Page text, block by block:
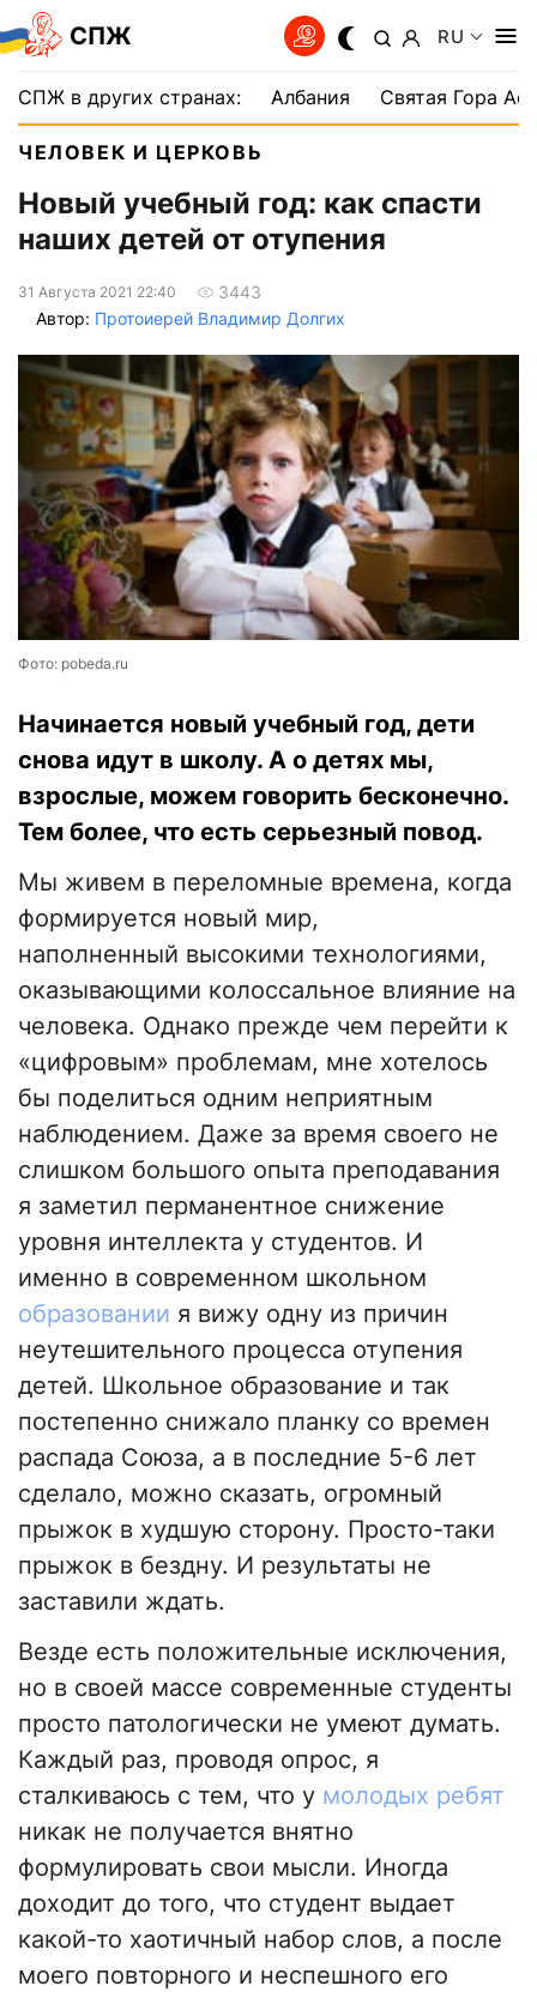
СПЖ RU
СПЖ в других странах: Албания Святая Гора
ЧЕЛОВЕК И ЦЕРКОВЬ
Новый учебный год: как спасти
наших детей от отупения
31 Августа 2021 22:40
3443
Автор: Протоиерей Владимир Долгих
Фото: pobeda.ru
Начинается новый учебный год, дети
снова идут в школу. А о детях мы,
взрослые, можем говорить бесконечно.
Тем более, что есть серьезный повод.
Мы живем в переломные времена, когда
формируется новый мир,
наполненный высокими технологиями,
оказывающими колоссальное влияние на
человека. Однако прежде чем перейти к
«цифровым» проблемам, мне хотелось
бы поделиться одним неприятным
наблюдением. Даже за время своего не
слишком большого опыта преподавания
я заметил перманентное снижение
уровня интеллекта у студентов. И
именно в современном школьном
образовании я вижу одну из причин
неутешительного процесса отупения
детей. Школьное образование и так
постепенно снижало планку со времен
распада Союза, а в последние 5-6 лет
сделало, можно сказать, огромный
прыжок в худшую сторону. Просто-таки
прыжок в бездну. И результаты не
заставили ждать.
Везде есть положительные исключения,
но в своей массе современные студенты
просто патологически не умеют думать.
Каждый раз, проводя опрос, я
сталкиваюсь с тем, что у молодых ребят
никак не получается внятно
формулировать свои мысли. Иногда
доходит до того, что студент выдает
какой-то хаотичный набор слов, а после
моего повторного и неспешного его